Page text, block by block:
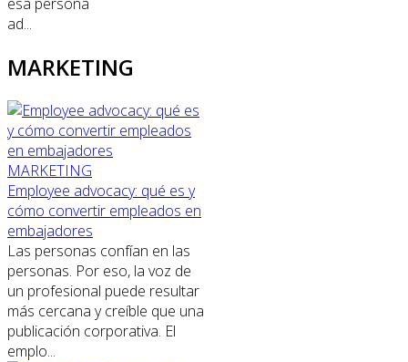
ad...
MARKETING
MARKETING
Employee advocacy: qué es y
cómo convertir empleados en
embajadores
Las personas confían en las
personas. Por eso, la voz de
un profesional puede resultar
más cercana y creíble que una
publicación corporativa. El
emplo...